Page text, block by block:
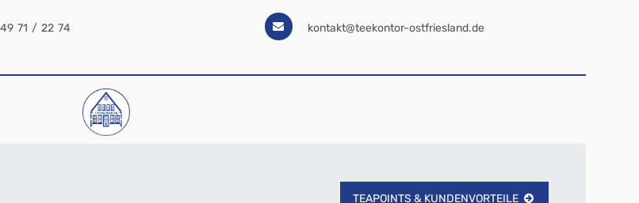
71 / 22 74 kontakt@teekontor-ostfriesland.de
TEAPOINTS & KUNDENVORTEILE